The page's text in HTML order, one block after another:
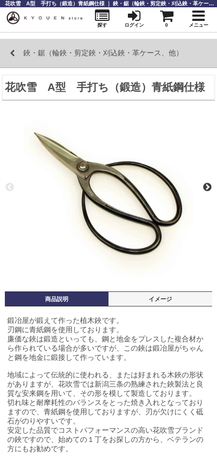
鋏・鋸（輪鋏・剪定鋏・刈込鋏・革ケース、他）
花吹雪 A型 手打ち（鍛造）青紙鋼仕様
商品説明 イメージ
鍛冶屋が鍛えて作った植木鋏です。
刃鋼に青紙鋼を使用しております。
廉価な鋏は鍛造といっても、鋼と地金をプレスした複合材か
ら作られている場合が多いですが、この鋏は鍛冶屋がちゃん
と鋼を地金に鍛接して作っています。
地域によって伝統的に使われる、または好まれる木鋏の形状
がありますが、花吹雪では新潟三条の熟練された鋏製法と良
質な安来鋼を用いて、その形を模して製造しております。
切れ味と耐摩耗性のバランスをとった焼き入れとなっており
ますので、青紙鋼を使用しておりますが、刃が欠けにくく砥
石がのりやすいです。
安定した品質でコストパフォーマンスの高い花吹雪ブランド
の鋏ですので、始めての１丁をお探しの方から、ベテランの
方にもお勧めです。
花吹雪 A型 手打ち（鍛造）青紙鋼仕様 ｜ 鋏・鋸（輪鋏・剪定鋏・刈込鋏・革ケース、他） ｜庭師道具なら【KYOUENstoe】庭師道具・造園資材の販売と通販
探す ログイン 0 メニュー